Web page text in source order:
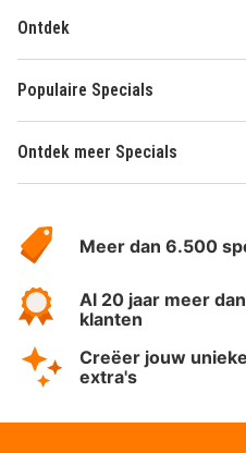
Ontdek
Populaire Specials
Ontdek meer Specials
HotelSpecials
Meer dan 6.500
Al 20 jaar meer
klanten
Creëer jouw
extra's